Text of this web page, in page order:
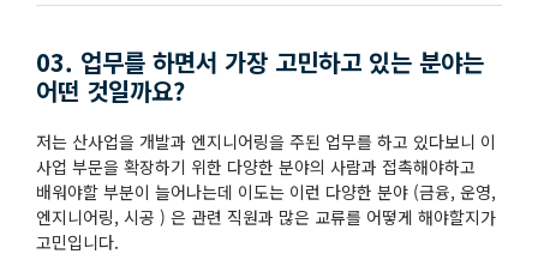
03. 업무를 하면서 가장 고민하고 있는 분야는
어떤 것일까요?
저는 산사업을 개발과 엔지니어링을 주된 업무를 하고 있다보니 이
사업 부문을 확장하기 위한 다양한 분야의 사람과 접촉해야하고
배워야할 부분이 늘어나는데 이도는 이런 다양한 분야 (금융, 운영,
엔지니어링, 시공 ) 은 관련 직원과 많은 교류를 어떻게 해야할지가
고민입니다.